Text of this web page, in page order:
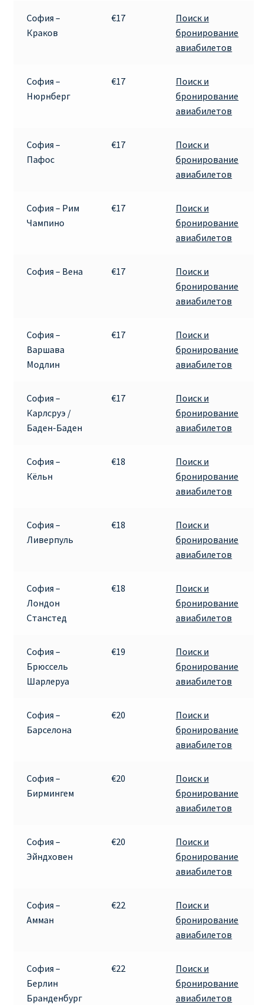
ПРАВИЛА RYANAIR В АЭРОПОРТУ И НА БОРТУ
ПУТЕШЕСТВИЕ С ДЕТЬМИ И МЛАДЕНЦАМИ
РЕЙСАМИ RYANAIR
ПУТЕШЕСТВИЯ РЕЙСАМИ RYANAIR
Информация по бронированию билетов Ryanair
КАК НАЙТИ ДЕШЕВЫЙ БИЛЕТ
КУПИТЬ АВИАБИЛЕТЫ ДЕШЕВО
Париж
ПРАВИЛА РЕГИСТРАЦИИ
ПРИЛОЖЕНИЕ RYANAIR НА РУССКОМ
ПРОВОЗ БАГАЖА RYANAIR – ПРАВИЛА
РАЙАНЭЙР НА РУССКОМ | КНФТФШК
Регистрация ребенка на рейс RYANAIR
Рождественские направления от € 9
Райнэйр на русском
О сайте
София –
Краков
€17
Поиск и
бронирование
авиабилетов
София –
Нюрнберг
€17
Поиск и
бронирование
авиабилетов
София –
Пафос
€17
Поиск и
бронирование
авиабилетов
София – Рим
Чампино
€17
Поиск и
бронирование
авиабилетов
София – Вена €17
Поиск и
бронирование
авиабилетов
София –
Варшава
Модлин
€17
Поиск и
бронирование
авиабилетов
София –
Карлсруэ /
Баден-Баден
€17
Поиск и
бронирование
авиабилетов
София –
Кёльн
€18
Поиск и
бронирование
авиабилетов
София –
Ливерпуль
€18
Поиск и
бронирование
авиабилетов
София –
Лондон
Станстед
€18
Поиск и
бронирование
авиабилетов
София –
Брюссель
Шарлеруа
€19
Поиск и
бронирование
авиабилетов
София –
Барселона
€20
Поиск и
бронирование
авиабилетов
София –
Бирмингем
€20
Поиск и
бронирование
авиабилетов
София –
Эйндховен
€20
Поиск и
бронирование
авиабилетов
София –
Амман
€22
Поиск и
бронирование
авиабилетов
София –
Берлин
Бранденбург
€22
Поиск и
бронирование
авиабилетов